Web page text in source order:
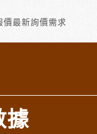
價最新詢價需求
據